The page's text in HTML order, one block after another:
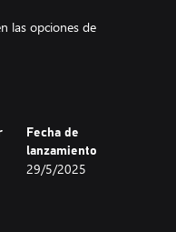
las opciones de
lo que permite
con aún más elementos
características
de Asistencia, que
apoyo para fortalecer
Fecha de
lanzamiento
29/5/2025